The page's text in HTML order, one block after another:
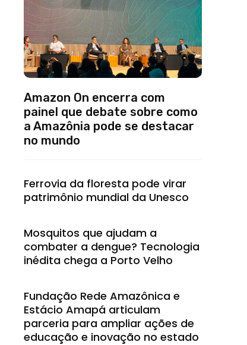
Amazon On encerra com
painel que debate sobre como
a Amazônia pode se destacar
no mundo
Ferrovia da floresta pode virar
patrimônio mundial da Unesco
Mosquitos que ajudam a
combater a dengue? Tecnologia
inédita chega a Porto Velho
Fundação Rede Amazônica e
Estácio Amapá articulam
parceria para ampliar ações de
educação e inovação no estado